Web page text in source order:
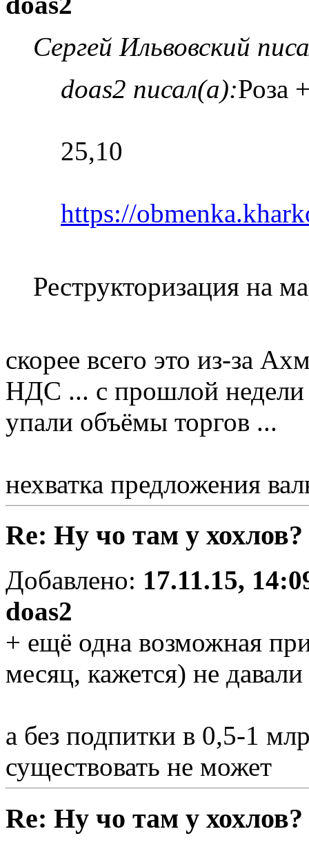
Сергей Ильвовский
doas2 писал(а):Роза
25,10
https://
Реструкторизация на
скорее всего это из-за
НДС ... с прошлой недели
упали объёмы торгов ...
нехватка предложения
Re: Ну чо там у хохлов?
Добавлено: 17.11.15,
doas2
+ ещё одна возможная
месяц, кажется) не
а без подпитки в 0,5-1
существовать не может
Re: Ну чо там у хохлов?